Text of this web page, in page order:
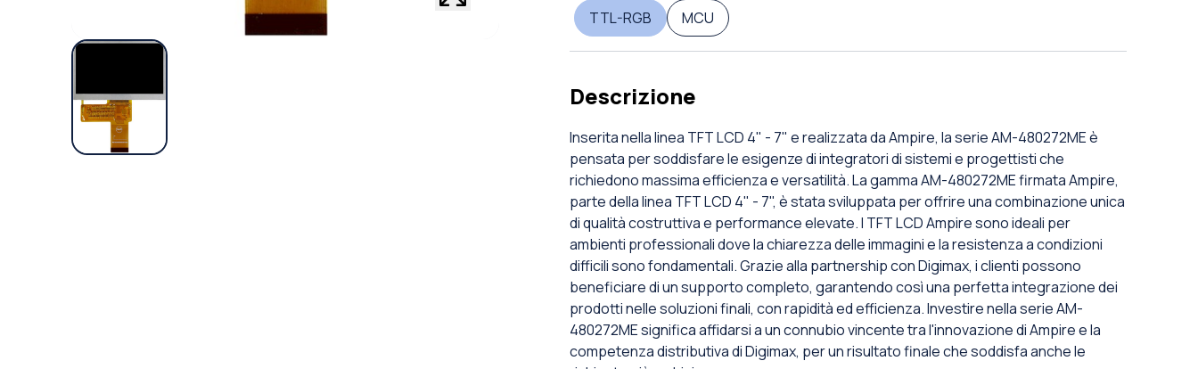
TTL-RGB
MCU
Descrizione
Inserita nella linea TFT LCD 4" - 7" e realizzata da Ampire, la serie AM-480272ME è
pensata per soddisfare le esigenze di integratori di sistemi e progettisti che
richiedono massima efficienza e versatilità. La gamma AM-480272ME firmata Ampire,
parte della linea TFT LCD 4" - 7", è stata sviluppata per offrire una combinazione unica
di qualità costruttiva e performance elevate. I TFT LCD Ampire sono ideali per
ambienti professionali dove la chiarezza delle immagini e la resistenza a condizioni
difficili sono fondamentali. Grazie alla partnership con Digimax, i clienti possono
beneficiare di un supporto completo, garantendo così una perfetta integrazione dei
prodotti nelle soluzioni finali, con rapidità ed efficienza. Investire nella serie AM-
480272ME significa affidarsi a un connubio vincente tra l'innovazione di Ampire e la
competenza distributiva di Digimax, per un risultato finale che soddisfa anche le